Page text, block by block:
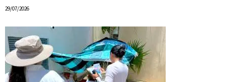
29/07/2026